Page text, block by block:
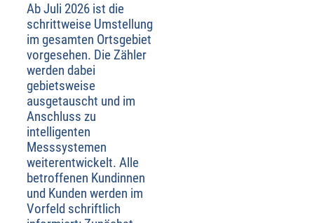
Ab Juli 2026 ist die
schrittweise Umstellung
im gesamten Ortsgebiet
vorgesehen. Die Zähler
werden dabei
gebietsweise
ausgetauscht und im
Anschluss zu
intelligenten
Messsystemen
weiterentwickelt. Alle
betroffenen Kundinnen
und Kunden werden im
Vorfeld schriftlich